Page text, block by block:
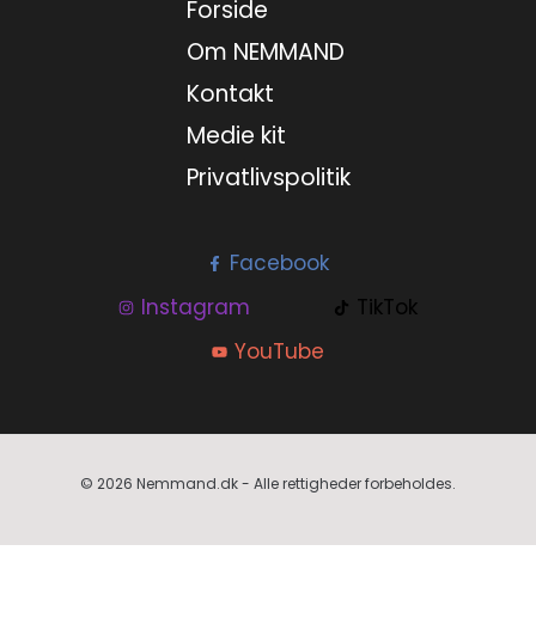
Forside
Om NEMMAND
Kontakt
Medie kit
Privatlivspolitik
Facebook
Instagram
TikTok
YouTube
© 2026 Nemmand.dk - Alle rettigheder forbeholdes.